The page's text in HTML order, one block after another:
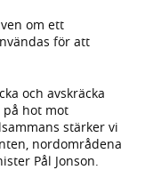
om ett
för att
och avskräcka
hot mot
stärker vi
nordområdena
Pål Jonson.